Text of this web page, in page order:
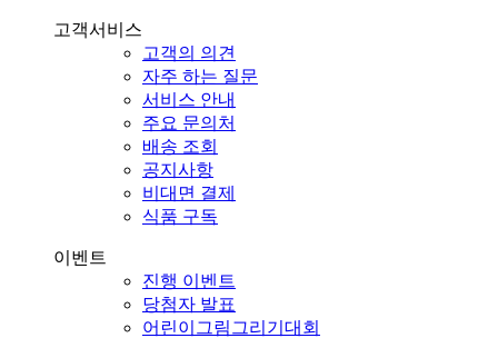
고객서비스
고객의 의견
자주 하는 질문
서비스 안내
주요 문의처
배송 조회
공지사항
비대면 결제
식품 구독
이벤트
진행 이벤트
당첨자 발표
어린이그림그리기대회